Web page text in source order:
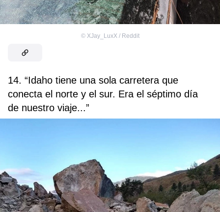
© XJay_LuxX / Reddit
14. “Idaho tiene una sola carretera que
conecta el norte y el sur. Era el séptimo día
de nuestro viaje...”